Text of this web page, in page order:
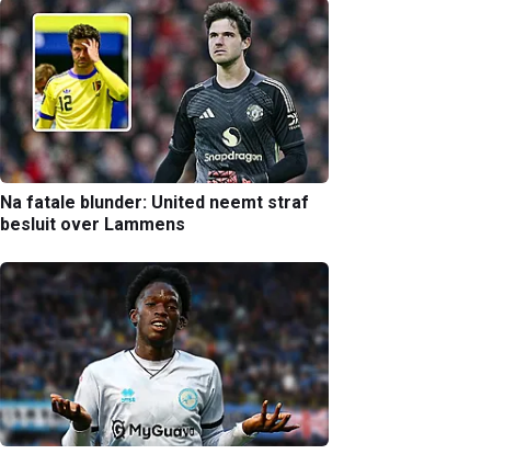
Na fatale blunder: United neemt straf
besluit over Lammens